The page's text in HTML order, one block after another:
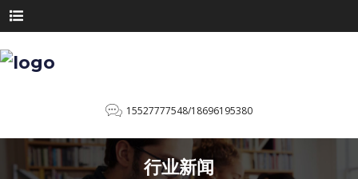
15527777548/18696195380
行业新闻